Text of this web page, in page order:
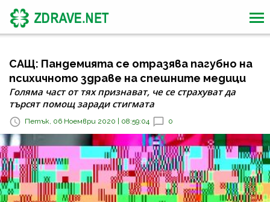
САЩ: Пандемията се отразява пагубно на
психичното здраве на спешните медици
Голяма част от тях признават, че се страхуват да
търсят помощ заради стигмата
Петък, 06 Ноември 2020 | 08:59:04 0